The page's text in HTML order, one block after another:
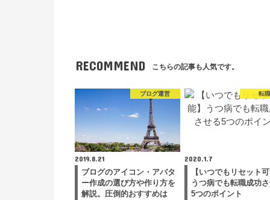
RECOMMEND こちらの記事も人気です。
ブログ運営
2019.8.21
ブログのアイコン・アバタ
ー作成の選び方や作り方を
解説。圧倒的おすすめは
転
2020.1.7
【いつでもリセット
うつ病でも転職成功
5つのポイント